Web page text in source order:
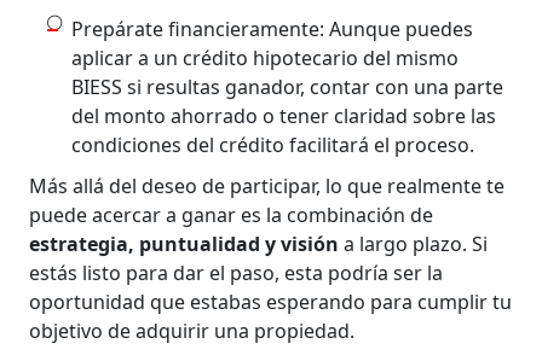
Prepárate financieramente: Aunque puedes
aplicar a un crédito hipotecario del mismo
BIESS si resultas ganador, contar con una parte
del monto ahorrado o tener claridad sobre las
condiciones del crédito facilitará el proceso.
Más allá del deseo de participar, lo que realmente te
puede acercar a ganar es la combinación de
estrategia, puntualidad y visión a largo plazo. Si
estás listo para dar el paso, esta podría ser la
oportunidad que estabas esperando para cumplir tu
objetivo de adquirir una propiedad.